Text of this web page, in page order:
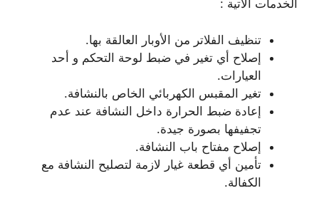
الخدمات الآتية :
تنظيف الفلاتر من الأوبار العالقة بها.
إصلاح أي تغير في ضبط لوحة التحكم و أحد
العيارات.
تغير المقبس الكهربائي الخاص بالنشافة.
إعادة ضبط الحرارة داخل النشافة عند عدم
تجفيفها بصورة جيدة.
إصلاح مفتاح باب النشافة.
تأمين أي قطعة غيار لازمة لتصليح النشافة مع
الكفالة.